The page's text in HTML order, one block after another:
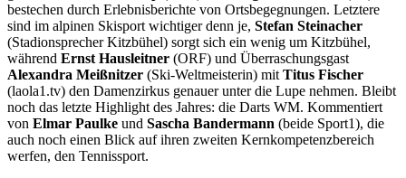
bestechen durch Erlebnisberichte von Ortsbegegnungen. Letztere
sind im alpinen Skisport wichtiger denn je, Stefan Steinacher
(Stadionsprecher Kitzbühel) sorgt sich ein wenig um Kitzbühel,
während Ernst Hausleitner (ORF) und Überraschungsgast
Alexandra Meißnitzer (Ski-Weltmeisterin) mit Titus Fischer
(laola1.tv) den Damenzirkus genauer unter die Lupe nehmen. Bleibt
noch das letzte Highlight des Jahres: die Darts WM. Kommentiert
von Elmar Paulke und Sascha Bandermann (beide Sport1), die
auch noch einen Blick auf ihren zweiten Kernkompetenzbereich
werfen, den Tennissport.